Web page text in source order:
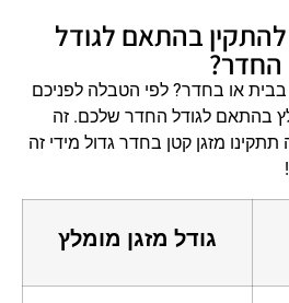
להתקין בהתאם לגודל
החדר?
בבית או בחדר? לפי הטבלה לפניכם
בהתאם לגודל החדר שלכם. זה
מזגן קטן בחדר גדול מידי זה
גודל מזגן מומלץ